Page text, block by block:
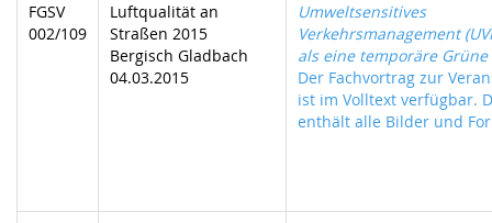
FGSV
002/109
Luftqualität an
Straßen 2015
Bergisch Gladbach
04.03.2015
Umweltsensitives
Verkehrsmanagement
als eine temporäre Grüne
Der Fachvortrag zur
ist im Volltext verfügbar.
enthält alle Bilder und